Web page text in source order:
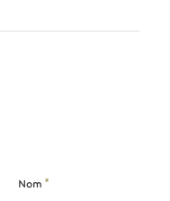
Nom *